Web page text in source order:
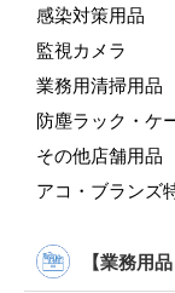
感染対策用品
監視カメラ
業務用清掃用品
防塵ラック・ケ
その他店舗用品
アコ・ブランズ
【業務用